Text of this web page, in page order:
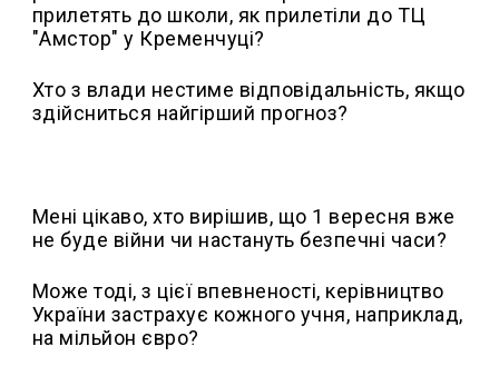
прилетять до школи, як прилетіли до ТЦ
"Амстор" у Кременчуці?
Хто з влади нестиме відповідальність, якщо
здійсниться найгірший прогноз?
Мені цікаво, хто вирішив, що 1 вересня вже
не буде війни чи настануть безпечні часи?
Може тоді, з цієї впевненості, керівництво
України застрахує кожного учня, наприклад,
на мільйон євро?